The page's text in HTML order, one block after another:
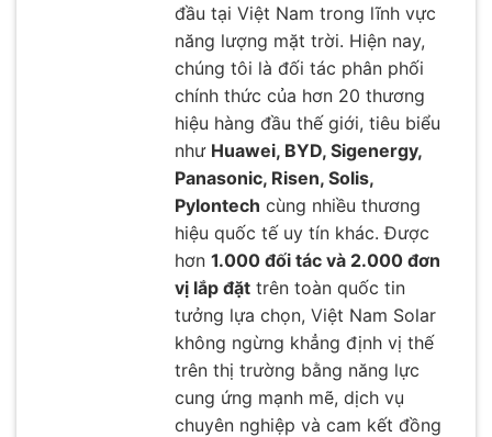
đầu tại Việt Nam trong lĩnh vực
năng lượng mặt trời. Hiện nay,
chúng tôi là đối tác phân phối
chính thức của hơn 20 thương
hiệu hàng đầu thế giới, tiêu biểu
như Huawei, BYD, Sigenergy,
Panasonic, Risen, Solis,
Pylontech cùng nhiều thương
hiệu quốc tế uy tín khác. Được
hơn 1.000 đối tác và 2.000 đơn
vị lắp đặt trên toàn quốc tin
tưởng lựa chọn, Việt Nam Solar
không ngừng khẳng định vị thế
trên thị trường bằng năng lực
cung ứng mạnh mẽ, dịch vụ
chuyên nghiệp và cam kết đồng